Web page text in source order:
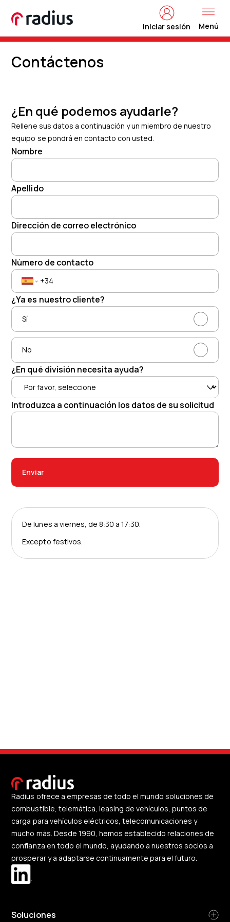
Iniciar sesión Menú
Contáctenos
¿En qué podemos ayudarle?
Rellene sus datos a continuación y un miembro de nuestro
equipo se pondrá en contacto con usted.
Nombre
Apellido
Dirección de correo electrónico
Número de contacto
¿Ya es nuestro cliente?
Sí
No
¿En qué división necesita ayuda?
Introduzca a continuación los datos de su solicitud
Enviar
De lunes a viernes, de 8:30 a 17:30.
Excepto festivos.
Radius ofrece a empresas de todo el mundo soluciones de
combustible, telemática, leasing de vehículos, puntos de
carga para vehículos eléctricos, telecomunicaciones y
mucho más. Desde 1990, hemos establecido relaciones de
confianza en todo el mundo, ayudando a nuestros socios a
prosperar y a adaptarse continuamente para el futuro.
Soluciones